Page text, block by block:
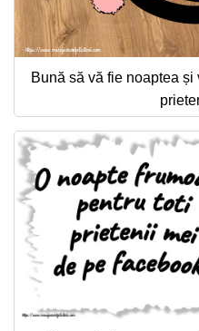
Bună să vă fie noaptea